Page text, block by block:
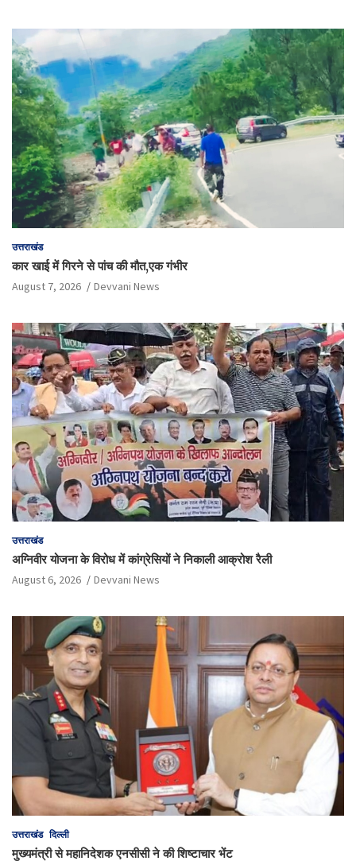
उत्तराखंड
कार खाई में गिरने से पांच की मौत,एक गंभीर
August 7, 2026 Devvani News
उत्तराखंड
अग्निवीर योजना के विरोध में कांग्रेसियों ने निकाली आक्रोश रैली
August 6, 2026 Devvani News
उत्तराखंड दिल्ली
मुख्यमंत्री से महानिदेशक एनसीसी ने की शिष्टाचार भेंट